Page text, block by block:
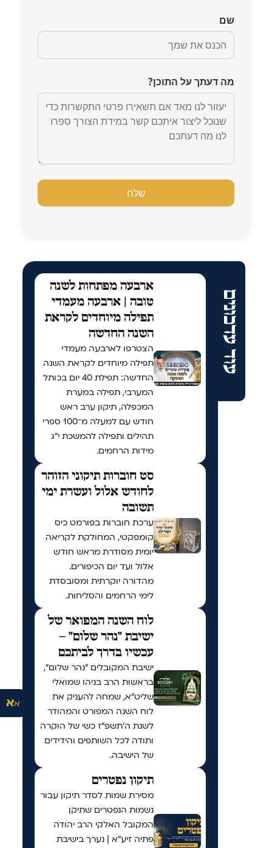
אא
עוד עדכונים
ארבעה מפתחות לשנה
טובה | ארבעה מעמדי
תפילה מיוחדים לקראת
השנה החדשה
הצטרפו לארבעה מעמדי
תפילה מיוחדים לקראת השנה
החדשה: תפילת 40 יום בכותל
המערבי, תפילה במערת
המכפלה, תיקון ערב ראש
חודש עם למעלה מ־100 ספרי
תהילים ותפילה להמשכת י"ג
מידות הרחמים.
סט חוברות תיקוני הזוהר
לחודש אלול ועשרת ימי
תשובה
ערכת חוברות בפורמט כיס
קומפקטי, המחולקת לקריאה
יומית מסודרת מראש חודש
אלול ועד יום הכיפורים.
מהדורה יוקרתית ומסובסדת
לימי הרחמים והסליחות.
לוח השנה המפואר של
ישיבת "נהר שלום" –
עכשיו בדרך לביתכם
ישיבת המקובלים "נהר שלום",
בראשות הרב בניהו שמואלי
שליט"א, שמחה להעניק את
לוח השנה המפורט והמהודר
לשנת ה'תשפ"ז כשי של הוקרה
ותודה לכל השותפים והידידים
של הישיבה.
תיקון נפטרים
מסירת שמות לסדר תיקון עבור
נשמות הנפטרים שתיקן
המקובל האלקי הרב יהודה
פתיה זיע"א | נערך בישיבת
שם
מה דעתך על התוכן?